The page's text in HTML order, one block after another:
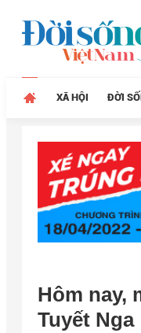
XÃ HỘI ĐỜI
Hôm nay,
Tuyết Nga